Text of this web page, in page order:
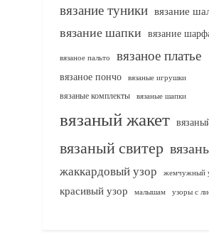
вязание туники вязание
вязание шапки вязание
вязаное пальто вязаное платье
вязаное пончо вязаные игрушки
вязаные комплекты
вязаные шапки
вязаный жакет
вязаный свитер
жаккардовый узор жемчужный
красивый узор малышам узоры с